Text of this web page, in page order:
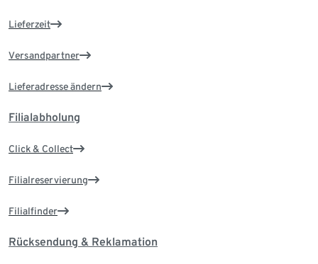
Lieferzeit
Versandpartner
Lieferadresse ändern
Filialabholung
Click & Collect
Filialreservierung
Filialfinder
Rücksendung & Reklamation